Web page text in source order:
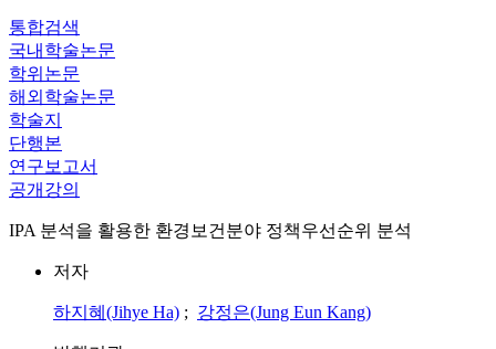
통합검색
국내학술논문
학위논문
해외학술논문
학술지
단행본
연구보고서
공개강의
IPA 분석을 활용한 환경보건분야 정책우선순위 분석
저자
하지혜(Jihye Ha) ; 강정은(Jung Eun Kang)